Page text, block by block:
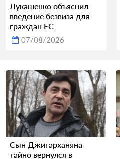
Лукашенко объяснил
введение безвиза для
граждан ЕС
07/08/2026
Сын Джигарханяна
тайно вернулся в